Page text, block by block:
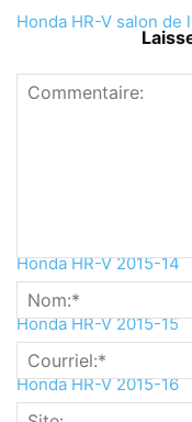
Honda HR-V salon de
Honda HR-V 2015-11
Honda HR-V 2015-14
Honda HR-V 2015-15
Honda HR-V 2015-16